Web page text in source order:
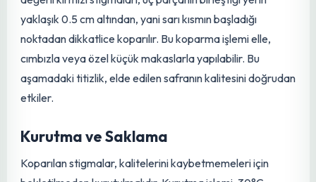
Hasat, Kurutma ve Muhafaza:
Kırmızı Altının Son
Dokunuşları
Zahmetli Hasat Süreci
Safran genellikle 15 Ekim tarihinde çiçeklenmeye başlar
yetiştiriciliğinin en zahmetli ve en kritik aşamasıdır. Her